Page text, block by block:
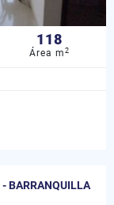
118
Área m2
- BARRANQUILLA